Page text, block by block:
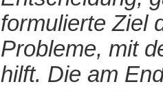
formulierte Ziel
Probleme, mit
hilft. Die am